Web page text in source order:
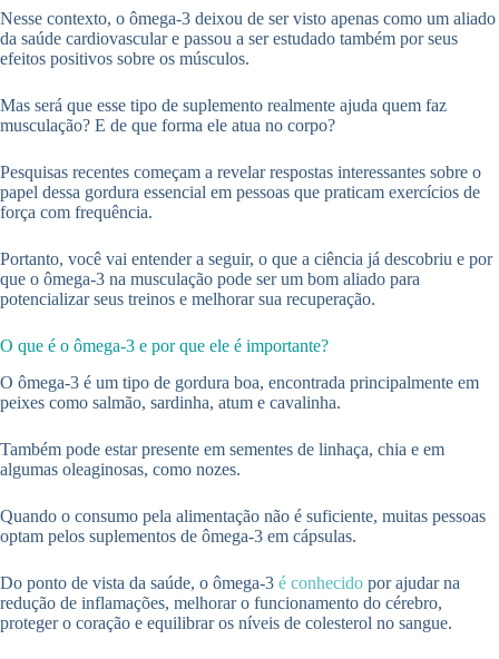
Nesse contexto, o ômega-3 deixou de ser visto apenas como um aliado
da saúde cardiovascular e passou a ser estudado também por seus
efeitos positivos sobre os músculos.
Mas será que esse tipo de suplemento realmente ajuda quem faz
musculação? E de que forma ele atua no corpo?
Pesquisas recentes começam a revelar respostas interessantes sobre o
papel dessa gordura essencial em pessoas que praticam exercícios de
força com frequência.
Portanto, você vai entender a seguir, o que a ciência já descobriu e por
que o ômega-3 na musculação pode ser um bom aliado para
potencializar seus treinos e melhorar sua recuperação.
O que é o ômega-3 e por que ele é importante?
O ômega-3 é um tipo de gordura boa, encontrada principalmente em
peixes como salmão, sardinha, atum e cavalinha.
Também pode estar presente em sementes de linhaça, chia e em
algumas oleaginosas, como nozes.
Quando o consumo pela alimentação não é suficiente, muitas pessoas
optam pelos suplementos de ômega-3 em cápsulas.
Do ponto de vista da saúde, o ômega-3 é conhecido por ajudar na
redução de inflamações, melhorar o funcionamento do cérebro,
proteger o coração e equilibrar os níveis de colesterol no sangue.